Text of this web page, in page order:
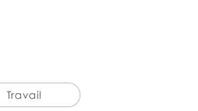
Travail